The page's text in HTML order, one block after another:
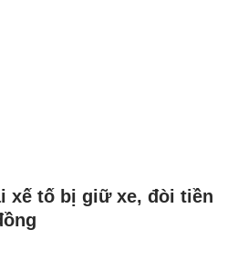
xế tố bị giữ xe, đòi tiền